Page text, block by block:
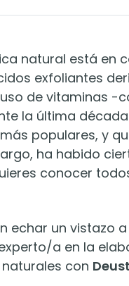
natural está en
exfoliantes
de vitaminas -
la última
populares, y
ha habido
conocer
echar un vistazo
a en la
con